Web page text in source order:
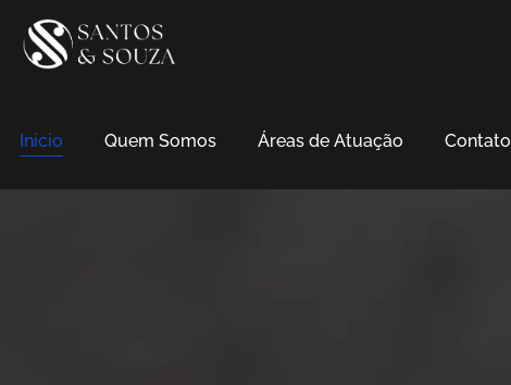
Inicio Quem Somos Áreas de Atuação Contato